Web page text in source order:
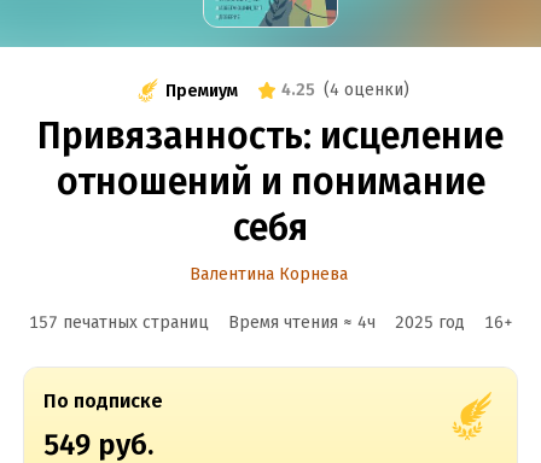
Премиум 4.25 (4 оценки)
Привязанность: исцеление
отношений и понимание
себя
Валентина Корнева
157 печатных страниц Время чтения ≈ 4ч 2025 год 16+
По подписке
549 руб.